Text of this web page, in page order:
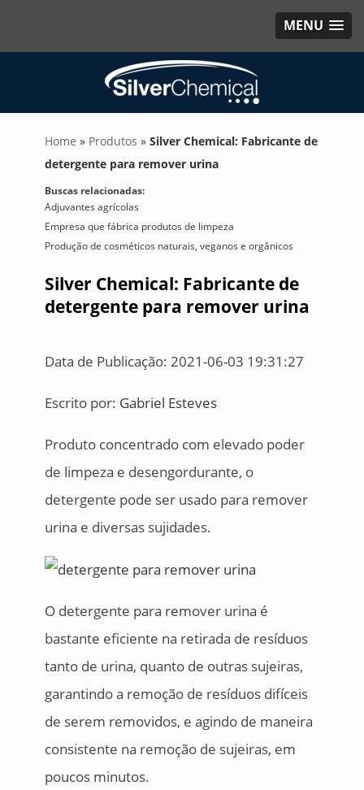
MENU
Home » Produtos » Silver Chemical: Fabricante de
detergente para remover urina
Buscas relacionadas:
Adjuvantes agrícolas
Empresa que fábrica produtos de limpeza
Produção de cosméticos naturais, veganos e orgânicos
Silver Chemical: Fabricante de
detergente para remover urina
Data de Publicação: 2021-06-03 19:31:27
Escrito por: Gabriel Esteves
Produto concentrado com elevado poder
de limpeza e desengordurante, o
detergente pode ser usado para remover
urina e diversas sujidades.
O detergente para remover urina é
bastante eficiente na retirada de resíduos
tanto de urina, quanto de outras sujeiras,
garantindo a remoção de resíduos difíceis
de serem removidos, e agindo de maneira
consistente na remoção de sujeiras, em
poucos minutos.